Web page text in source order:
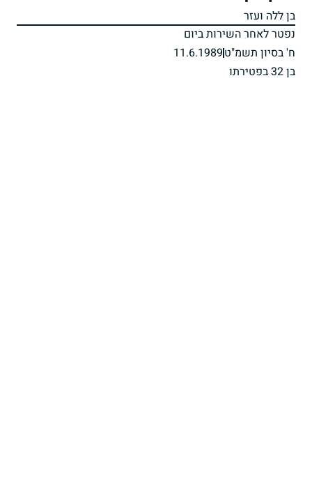
בן ללה ועזר
נפטר לאחר השירות ביום
ח' בסיון תשמ"ט11.6.1989
בן 32 בפטירתו